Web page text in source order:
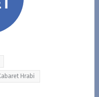
Hrabi